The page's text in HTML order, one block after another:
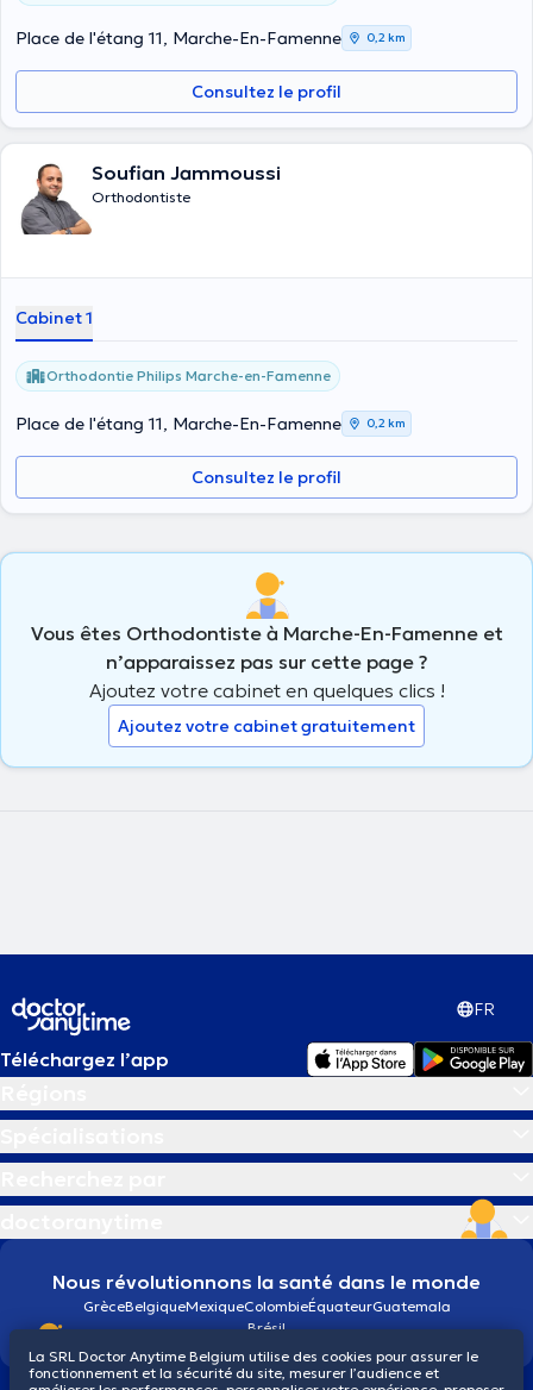
Place de l'étang 11, Marche-En-Famenne 0,2 km
Consultez le profil
Soufian Jammoussi
Orthodontiste
Cabinet 1
Orthodontie Philips Marche-en-Famenne
Place de l'étang 11, Marche-En-Famenne 0,2 km
Consultez le profil
Vous êtes Orthodontiste à Marche-En-Famenne et
n’apparaissez pas sur cette page ?
Ajoutez votre cabinet en quelques clics !
Ajoutez votre cabinet gratuitement
FR
Téléchargez l’app
Nous révolutionnons la santé dans le monde
GrèceBelgiqueMexiqueColombieÉquateurGuatemala
Brésil
La SRL Doctor Anytime Belgium utilise des cookies pour assurer le
fonctionnement et la sécurité du site, mesurer l’audience et